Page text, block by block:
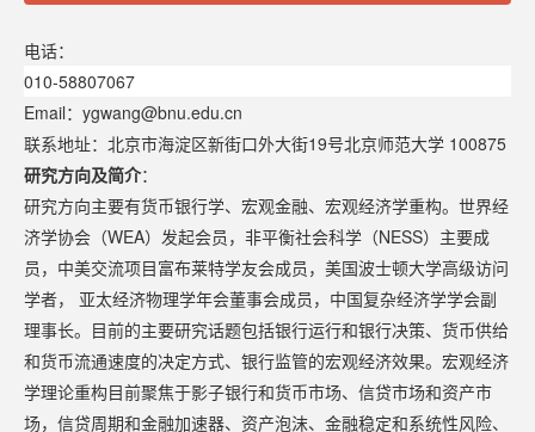
电话：
010-58807067
Email：ygwang@bnu.edu.cn
联系地址：北京市海淀区新街口外大街19号北京师范大学 100875
研究方向及简介：
研究方向主要有货币银行学、宏观金融、宏观经济学重构。世界经
济学协会（WEA）发起会员，非平衡社会科学（NESS）主要成
员，中美交流项目富布莱特学友会成员，美国波士顿大学高级访问
学者， 亚太经济物理学年会董事会成员，中国复杂经济学学会副
理事长。目前的主要研究话题包括银行运行和银行决策、货币供给
和货币流通速度的决定方式、银行监管的宏观经济效果。宏观经济
学理论重构目前聚焦于影子银行和货币市场、信贷市场和资产市
场，信贷周期和金融加速器、资产泡沫、金融稳定和系统性风险、